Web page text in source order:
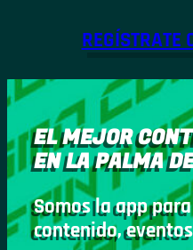
REGÍSTRATE
EL MEJOR
EN LA PALMA
Somos la app
contenido,